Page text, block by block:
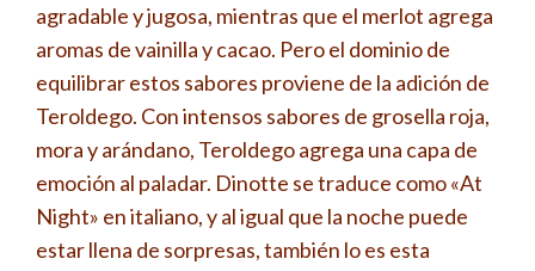
agradable y jugosa, mientras que el merlot agrega
aromas de vainilla y cacao. Pero el dominio de
equilibrar estos sabores proviene de la adición de
Teroldego. Con intensos sabores de grosella roja,
mora y arándano, Teroldego agrega una capa de
emoción al paladar. Dinotte se traduce como «At
Night» en italiano, y al igual que la noche puede
estar llena de sorpresas, también lo es esta